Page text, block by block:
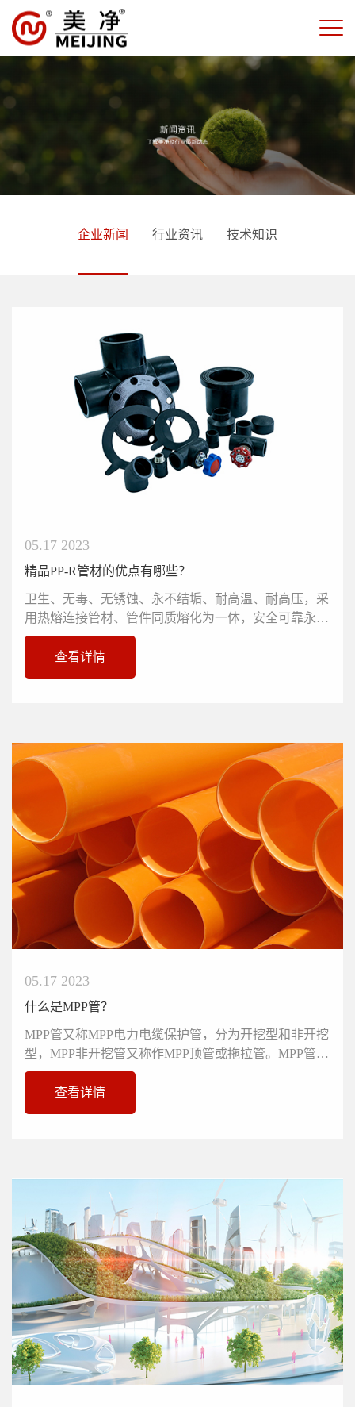
企业新闻 行业资讯 技术知识
05.17 2023
精品PP-R管材的优点有哪些？
卫生、无毒、无锈蚀、永不结垢、耐高温、耐高压，采
用热熔连接管材、管件同质熔化为一体，安全可靠永不
渗漏。导热系数低、保温性...
查看详情
05.17 2023
什么是MPP管？
MPP管又称MPP电力电缆保护管，分为开挖型和非开挖
型，MPP非开挖管又称作MPP顶管或拖拉管。MPP管采
用改性聚丙烯为主要原材料。具...
查看详情